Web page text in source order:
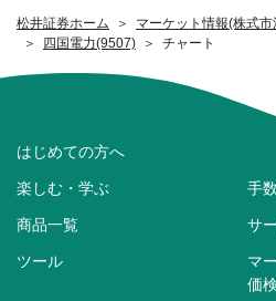
松井証券ホーム
マーケット情報(株式
四国電力(9507)
チャート
はじめての方へ
楽しむ・学ぶ 手
商品一覧 サ
ツール
マ
価